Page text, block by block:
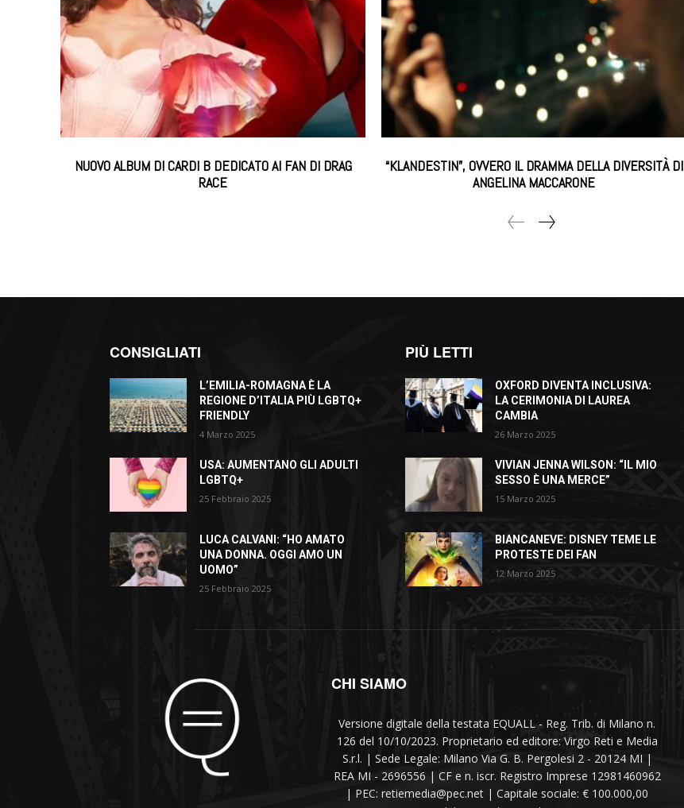
NUOVO ALBUM DI CARDI B DEDICATO AI FAN DI DRAG
RACE
“KLANDESTIN”, OVVERO IL DRAMMA DELLA DIVERSITÀ DI
ANGELINA MACCARONE
CONSIGLIATI
L’EMILIA-ROMAGNA È LA
REGIONE D’ITALIA PIÙ LGBTQ+
FRIENDLY
4 Marzo 2025
USA: AUMENTANO GLI ADULTI
LGBTQ+
25 Febbraio 2025
LUCA CALVANI: “HO AMATO
UNA DONNA. OGGI AMO UN
UOMO”
25 Febbraio 2025
PIÙ LETTI
OXFORD DIVENTA INCLUSIVA:
LA CERIMONIA DI LAUREA
CAMBIA
26 Marzo 2025
VIVIAN JENNA WILSON: “IL MIO
SESSO È UNA MERCE”
15 Marzo 2025
BIANCANEVE: DISNEY TEME LE
PROTESTE DEI FAN
12 Marzo 2025
CHI SIAMO
Versione digitale della testata EQUALL - Reg. Trib. di Milano n.
126 del 10/10/2023. Proprietario ed editore: Virgo Reti e Media
S.r.l. | Sede Legale: Milano Via G. B. Pergolesi 2 - 20124 MI |
REA MI - 2696556 | CF e n. iscr. Registro Imprese 12981460962
| PEC: retiemedia@pec.net | Capitale sociale: € 100.000,00